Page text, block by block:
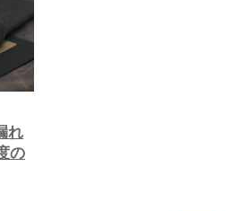
れ
の